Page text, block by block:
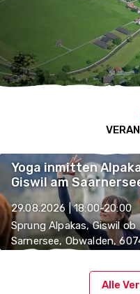
Yoga inmitten
Giswil am
OW
29.08.2026 | 18:00-20:00
Sprung Alpakas, Giswil ob
Sarnersee, Obwalden,
Alle